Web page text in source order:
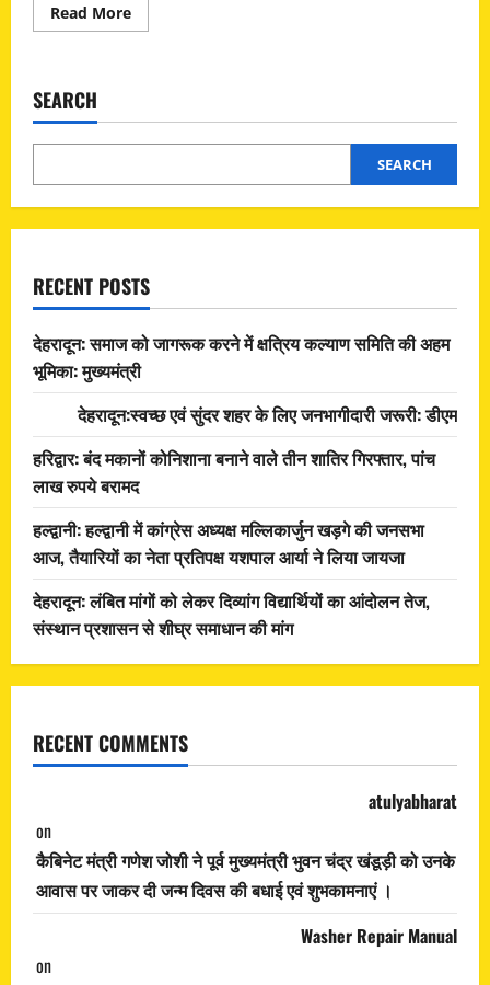
Read MoreRead
more
लूट-
का
आरोपी
में
गिरफ्तार,
में
था
SEARCH
SEARCH
RECENT POSTS
देहरादून: समाज को जागरूक करने में क्षत्रिय कल्याण समिति की अहम
भूमिका: मुख्यमंत्री
देहरादून:स्वच्छ एवं सुंदर शहर के लिए जनभागीदारी जरूरी: डीएम
हरिद्वार: बंद मकानों कोनिशाना बनाने वाले तीन शातिर गिरफ्तार, पांच
लाख रुपये बरामद
हल्द्वानी: हल्द्वानी में कांग्रेस अध्यक्ष मल्लिकार्जुन खड़गे की जनसभा
आज, तैयारियों का नेता प्रतिपक्ष यशपाल आर्या ने लिया जायजा
देहरादून: लंबित मांगों को लेकर दिव्यांग विद्यार्थियों का आंदोलन तेज,
संस्थान प्रशासन से शीघ्र समाधान की मांग
RECENT COMMENTS
atulyabharat
on
कैबिनेट मंत्री गणेश जोशी ने पूर्व मुख्यमंत्री भुवन चंद्र खंडूड़ी को उनके
आवास पर जाकर दी जन्म दिवस की बधाई एवं शुभकामनाएं ।
Washer Repair Manual
on